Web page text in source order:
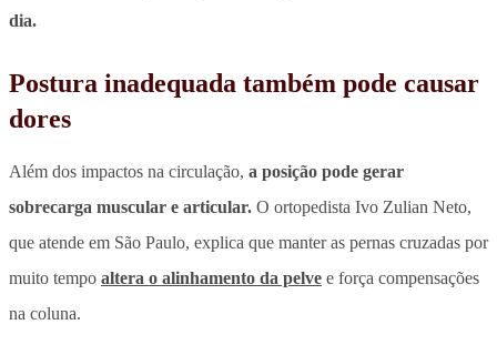
dia.
Postura inadequada também pode causar
dores
Além dos impactos na circulação, a posição pode gerar
sobrecarga muscular e articular. O ortopedista Ivo Zulian Neto,
que atende em São Paulo, explica que manter as pernas cruzadas por
muito tempo altera o alinhamento da pelve e força compensações
na coluna.